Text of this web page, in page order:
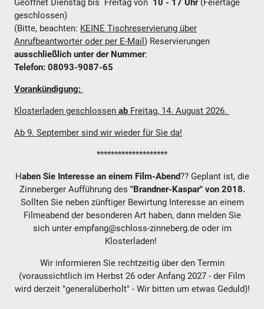
Geöffnet Dienstag bis Freitag von 10 - 17 Uhr (Feiertage
geschlossen)
(Bitte, beachten: KEINE Tischreservierung über
Anrufbeantworter oder per E-Mail ) Reservierungen
ausschließlich unter der Nummer:
Telefon: 08093-9087-65
Vorankündigung:
Klosterladen geschlossen ab Freitag, 14. August 2026.
Ab 9. September sind wir wieder für Sie da!
********************
Haben Sie Interesse an einem Film-Abend?? Geplant ist, die
Zinneberger Aufführung des "Brandner-Kaspar" von 2018.
Sollten Sie neben zünftiger Bewirtung Interesse an einem
Filmeabend der besonderen Art haben, dann melden Sie
sich unter empfang@schloss-zinneberg.de oder im
Klosterladen!
Wir informieren Sie rechtzeitig über den Termin
(voraussichtlich im Herbst 26 oder Anfang 2027 - der Film
wird derzeit "generalüberholt" - Wir bitten um etwas Geduld)!